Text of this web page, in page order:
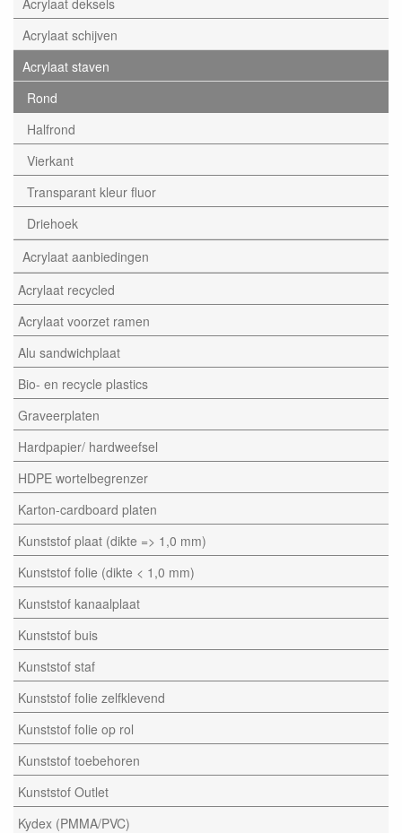
Acrylaat schijven
Acrylaat staven
Rond
Halfrond
Vierkant
Transparant kleur fluor
Driehoek
Acrylaat aanbiedingen
Acrylaat recycled
Acrylaat voorzet ramen
Alu sandwichplaat
Bio- en recycle plastics
Graveerplaten
Hardpapier/ hardweefsel
HDPE wortelbegrenzer
Karton-cardboard platen
Kunststof plaat (dikte => 1,0 mm)
Kunststof folie (dikte < 1,0 mm)
Kunststof kanaalplaat
Kunststof buis
Kunststof staf
Kunststof folie zelfklevend
Kunststof folie op rol
Kunststof toebehoren
Kunststof Outlet
Kydex (PMMA/PVC)